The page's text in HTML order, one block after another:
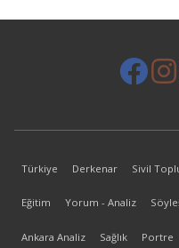
Türkiye Derkenar Sivil
Eğitim Yorum - Analiz
Ankara Analiz Sağlık Portre